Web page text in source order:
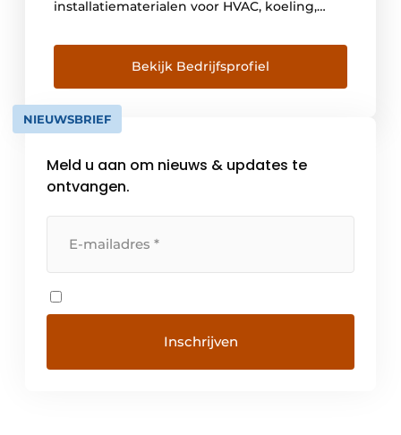
installatiematerialen voor HVAC, koeling,
horeca-en winkelinrichting en intralogistiek.
Bekijk Bedrijfsprofiel
NIEUWSBRIEF
Meld u aan om nieuws & updates te
ontvangen.